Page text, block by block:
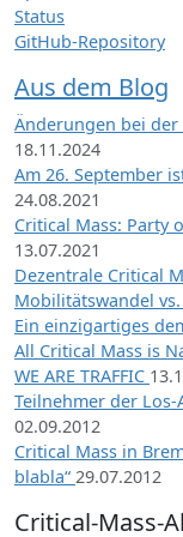
Status
GitHub-Repository
Aus dem Blog
Änderungen bei
18.11.2024
Am 26. September
24.08.2021
Critical Mass: Party
13.07.2021
Dezentrale Critical
Mobilitätswandel
Ein einzigartiges
All Critical Mass is
WE ARE TRAFFIC
Teilnehmer der
02.09.2012
Critical Mass in
blabla“ 29.07.2012
Critical-Mass-